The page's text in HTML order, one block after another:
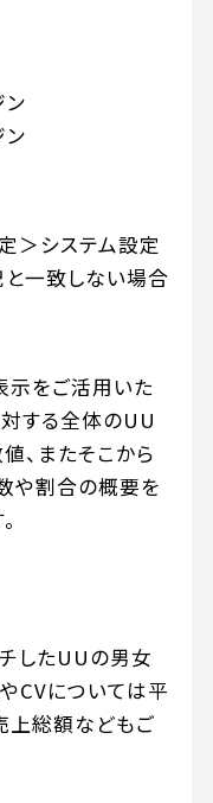
ン
ン
＞システム設定
一致しない場合
示をご活用いた
対する全体のUU
、またそこから
や割合の概要を
チしたUUの男女
CVについては平
上総額などもご